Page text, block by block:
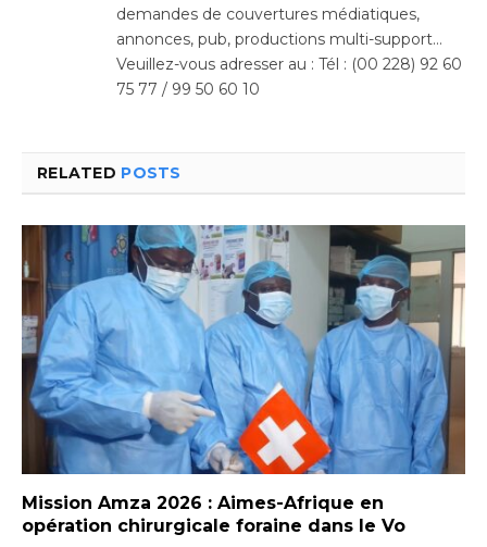
demandes de couvertures médiatiques,
annonces, pub, productions multi-support…
Veuillez-vous adresser au : Tél : (00 228) 92 60
75 77 / 99 50 60 10
RELATED POSTS
Mission Amza 2026 : Aimes-Afrique en
opération chirurgicale foraine dans le Vo